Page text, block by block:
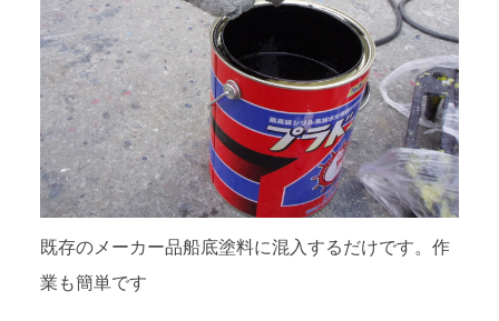
既存のメーカー品船底塗料に混入するだけです。作
業も簡単です